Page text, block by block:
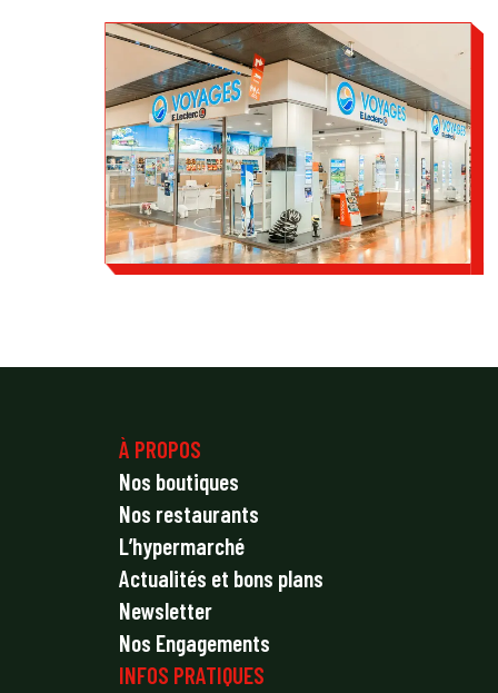
À PROPOS
Nos boutiques
Nos restaurants
L’hypermarché
Actualités et bons plans
Newsletter
Nos Engagements
INFOS PRATIQUES